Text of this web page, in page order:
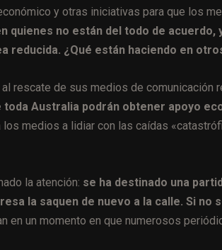
y otras iniciativas para que los
quienes no están del todo de
reducida. ¿Qué están haciendo en
rescate de sus medios de comunicación
Australia podrán obtener apoyo
los medios a lidiar con las caídas
la atención: se ha destinado una
la saquen de nuevo a la calle. Si no
en un momento en que numerosos